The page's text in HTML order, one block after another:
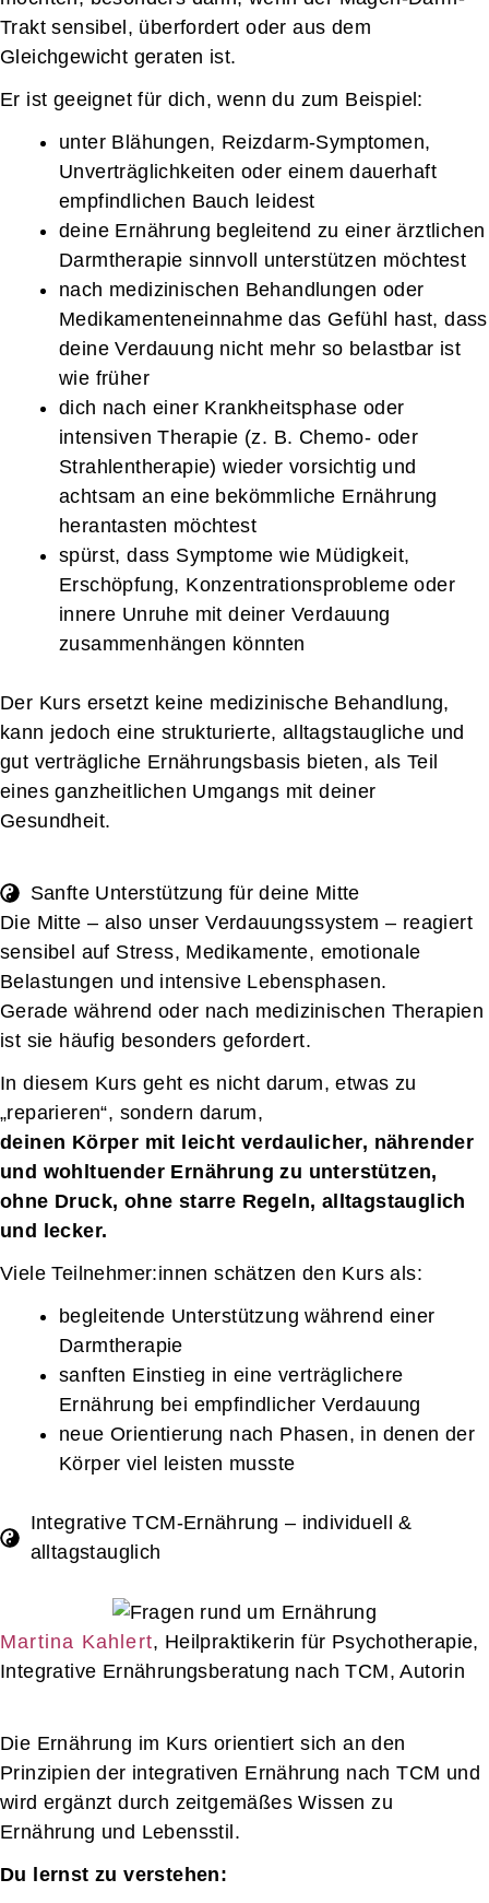
Trakt sensibel, überfordert oder aus dem
Gleichgewicht geraten ist.
Er ist geeignet für dich, wenn du zum Beispiel:
unter Blähungen, Reizdarm-Symptomen,
Unverträglichkeiten oder einem dauerhaft
empfindlichen Bauch leidest
deine Ernährung begleitend zu einer ärztlichen
Darmtherapie sinnvoll unterstützen möchtest
nach medizinischen Behandlungen oder
Medikamenteneinnahme das Gefühl hast, dass
deine Verdauung nicht mehr so belastbar ist
wie früher
dich nach einer Krankheitsphase oder
intensiven Therapie (z. B. Chemo- oder
Strahlentherapie) wieder vorsichtig und
achtsam an eine bekömmliche Ernährung
herantasten möchtest
spürst, dass Symptome wie Müdigkeit,
Erschöpfung, Konzentrationsprobleme oder
innere Unruhe mit deiner Verdauung
zusammenhängen könnten
Der Kurs ersetzt keine medizinische Behandlung,
kann jedoch eine strukturierte, alltagstaugliche und
gut verträgliche Ernährungsbasis bieten, als Teil
eines ganzheitlichen Umgangs mit deiner
Gesundheit.
Sanfte Unterstützung für deine Mitte
Die Mitte – also unser Verdauungssystem – reagiert
sensibel auf Stress, Medikamente, emotionale
Belastungen und intensive Lebensphasen.
Gerade während oder nach medizinischen Therapien
ist sie häufig besonders gefordert.
In diesem Kurs geht es nicht darum, etwas zu
„reparieren“, sondern darum,
deinen Körper mit leicht verdaulicher, nährender
und wohltuender Ernährung zu unterstützen,
ohne Druck, ohne starre Regeln, alltagstauglich
und lecker.
Viele Teilnehmer:innen schätzen den Kurs als:
begleitende Unterstützung während einer
Darmtherapie
sanften Einstieg in eine verträglichere
Ernährung bei empfindlicher Verdauung
neue Orientierung nach Phasen, in denen der
Körper viel leisten musste
Integrative TCM-Ernährung – individuell &
alltagstauglich
Martina Kahlert, Heilpraktikerin für Psychotherapie,
Integrative Ernährungsberatung nach TCM, Autorin
Die Ernährung im Kurs orientiert sich an den
Prinzipien der integrativen Ernährung nach TCM und
wird ergänzt durch zeitgemäßes Wissen zu
Ernährung und Lebensstil.
Du lernst zu verstehen: